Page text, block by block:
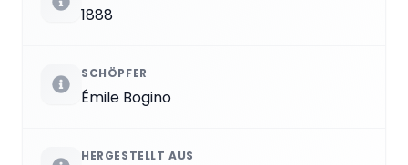
1888
SCHÖPFER
Émile Bogino
HERGESTELLT AUS